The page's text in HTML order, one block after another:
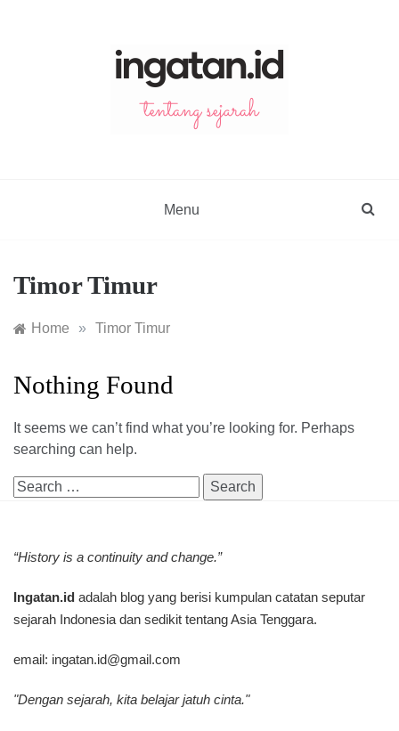
Menu
Timor Timur
Home » Timor Timur
Nothing Found
It seems we can’t find what you’re looking for. Perhaps
searching can help.
Search
“History is a continuity and change.”
Ingatan.id adalah blog yang berisi kumpulan catatan seputar
sejarah Indonesia dan sedikit tentang Asia Tenggara.
email: ingatan.id@gmail.com
"Dengan sejarah, kita belajar jatuh cinta."